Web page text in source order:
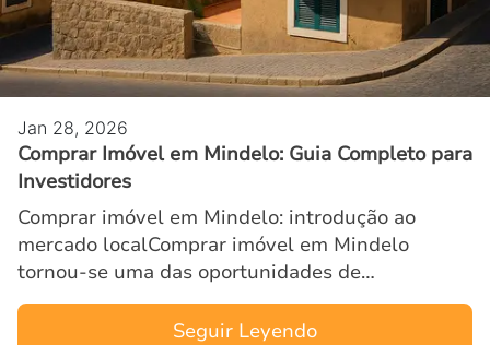
Jan 28, 2026
Comprar Imóvel em Mindelo: Guia Completo para
Investidores
Comprar imóvel em Mindelo: introdução ao
mercado localComprar imóvel em Mindelo
tornou-se uma das oportunidades de
investimento mais atrativas do arquipélago de
Cabo Verde. A cidade, conhecida pelo se…
Seguir Leyendo